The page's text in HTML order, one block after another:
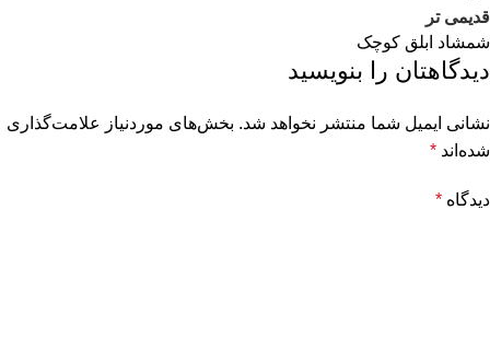
قدیمی تر
شمشاد ابلق کوچک
دیدگاهتان را بنویسید
نشانی ایمیل شما منتشر نخواهد شد. بخش‌های موردنیاز علامت‌گذاری
شده‌اند *
دیدگاه *